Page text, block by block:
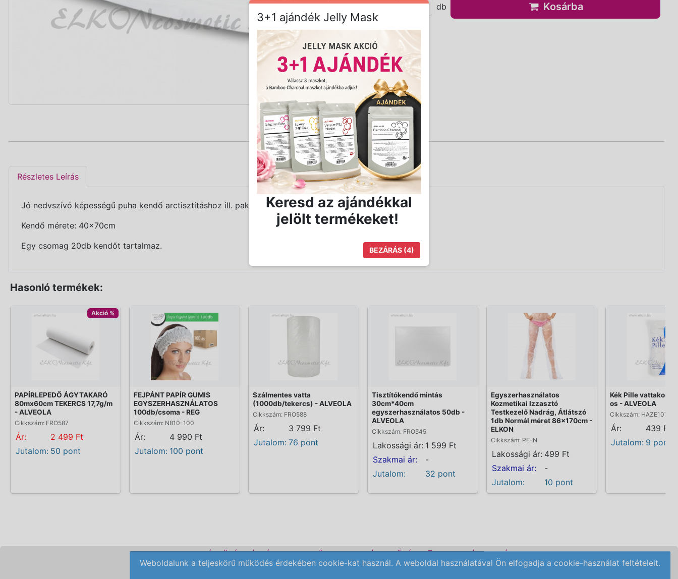
Mennyiség: db Kosárba
Részletes Leírás
Jó nedvszívó képességű puha kendő arctisztításhoz ill. pakolás lemosásához.
Kendő mérete: 40x70cm
Egy csomag 20db kendőt tartalmaz.
Hasonló termékek:
Akció %
PAPÍRLEPEDŐ ÁGYTAKARÓ
80mx60cm TEKERCS 17,7g/m
- ALVEOLA
Cikkszám: FRO587
Ár:
2 499 Ft
Jutalom: 50 pont
FEJPÁNT PAPÍR GUMIS
EGYSZERHASZNÁLATOS
100db/csoma - REG
Cikkszám: N810-100
Ár:
4 990 Ft
Jutalom: 100 pont
Szálmentes vatta
(1000db/tekercs) - ALVEOLA
Cikkszám: FRO588
Ár:
3 799 Ft
Jutalom: 76 pont
Tisztítókendő mintás
30cm*40cm
egyszerhasználatos 50db -
ALVEOLA
Cikkszám: FRO545
Lakossági ár: 1 599 Ft
Szakmai ár:
-
Jutalom:
32 pont
Egyszerhasználatos
Kozmetikai Izzasztó
Testkezelő Nadrág, Átlátszó
1db Normál méret 86x170cm -
ELKON
Cikkszám: PE-N
Lakossági ár: 499 Ft
Szakmai ár:
-
Jutalom:
10 pont
Kék Pille
os - ALVEOLA
Cikkszám: HAZE1074
Ár:
439 Ft
Jutalom: 9 pont
KOZMETIKAI KÉSZÜLÉK BÉRLÉS KEZDŐLAP ELÉRHETŐSÉG RENDELÉSI FELTÉTELEK
Weboldalunk a teljeskörű müködés érdekében cookie-kat használ. A weboldal használatával Ön elfogadja a cookie-használat feltételeit.
3+1 ajándék Jelly Mask
Keresd az ajándékkal
jelölt termékeket!
BEZÁRÁS (3)